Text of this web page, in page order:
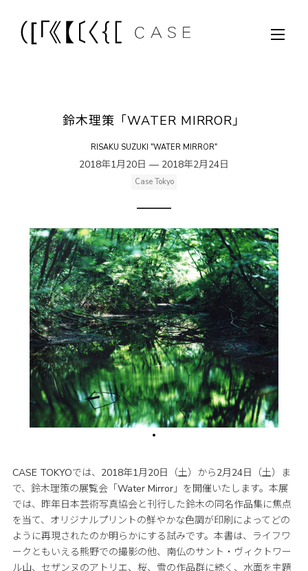
鈴木理策「WATER MIRROR」
RISAKU SUZUKI "WATER MIRROR"
2018年1月20日 — 2018年2月24日
Case Tokyo
CASE TOKYOでは、2018年1月20日（土）から2月24日（土）ま
で、鈴木理策の展覧会「Water Mirror」を開催いたします。本展
では、昨年日本芸術写真協会と刊行した鈴木の同名作品集に焦点
を当て、オリジナルプリントの鮮やかな色調が印刷によってどの
ように再現されたのか明らかにする試みです。本書は、ライフワ
ークともいえる熊野での撮影の他、南仏のサント・ヴィクトワー
ル山、セザンヌのアトリエ、桜、雪の作品群に続く、水面を主題